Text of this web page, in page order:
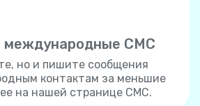
международные СМС
но и пишите сообщения
контактам за меньшие
на нашей странице СМС.